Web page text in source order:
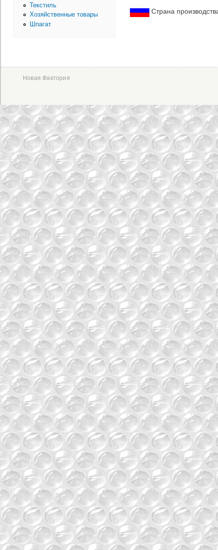
Текстиль
Хозяйственные товары
Шпагат
Страна
Новая Фактория